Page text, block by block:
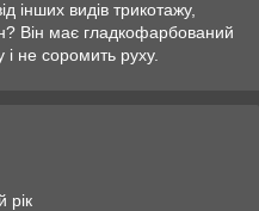
інших видів трикотажу,
Він має гладкофарбований
і не соромить руху.
рік